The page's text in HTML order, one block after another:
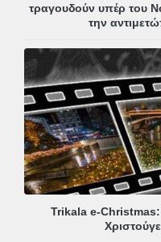
τραγουδούν υπέρ του
την
Trikala e-Christmas: